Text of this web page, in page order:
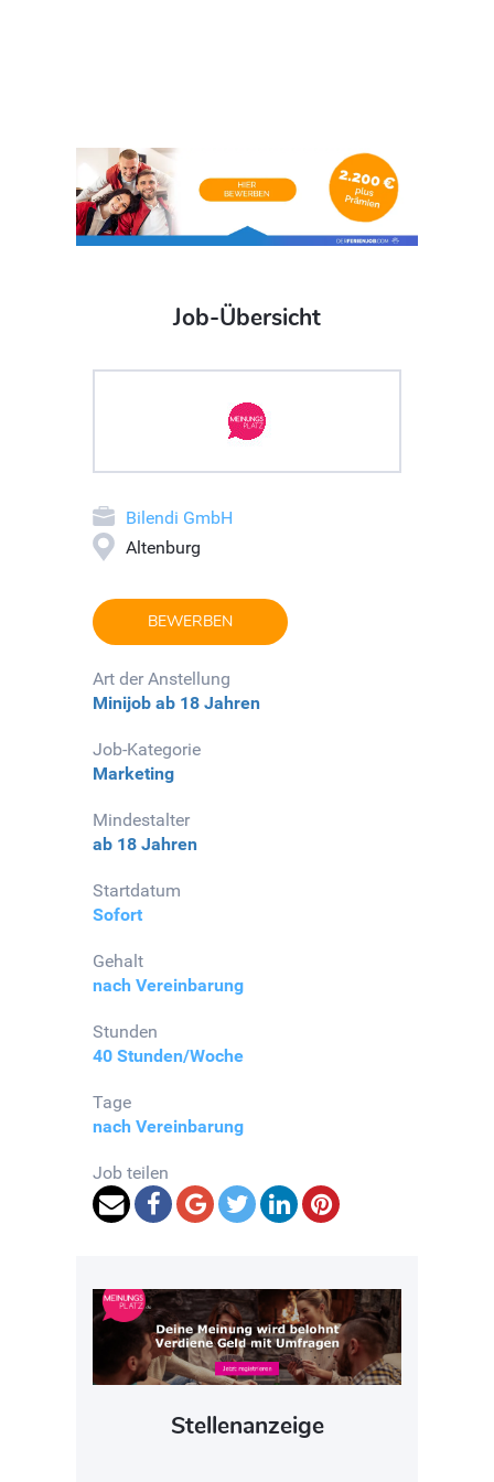
Job-Übersicht
Bilendi GmbH
Altenburg
BEWERBEN
Art der Anstellung
Minijob ab 18 Jahren
Job-Kategorie
Marketing
Mindestalter
ab 18 Jahren
Startdatum
Sofort
Gehalt
nach Vereinbarung
Stunden
40 Stunden/Woche
Tage
nach Vereinbarung
Job teilen
Stellenanzeige